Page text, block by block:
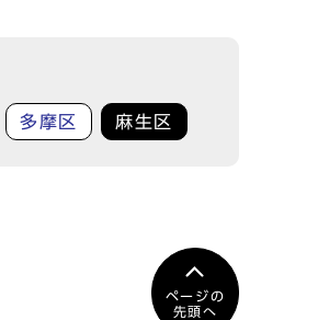
多摩区 麻生区
ページの
先頭へ